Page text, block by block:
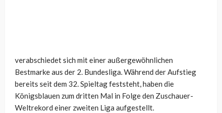
verabschiedet sich mit einer außergewöhnlichen
Bestmarke aus der 2. Bundesliga. Während der Aufstieg
bereits seit dem 32. Spieltag feststeht, haben die
Königsblauen zum dritten Mal in Folge den Zuschauer-
Weltrekord einer zweiten Liga aufgestellt.